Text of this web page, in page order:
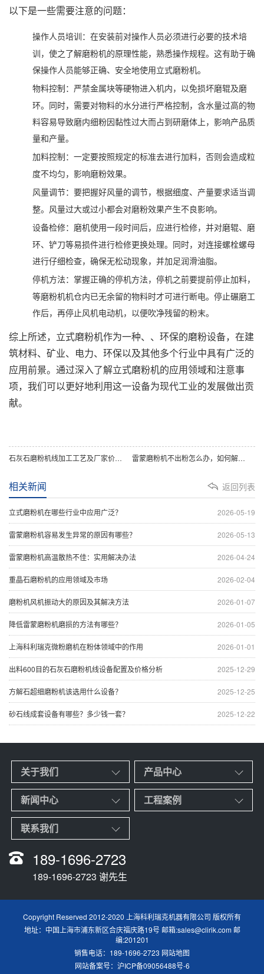
以下是一些需要注意的问题：
操作人员培训 ‌：在安装前对操作人员必须进行必要的技术培
训，使之了解磨粉机的原理性能，熟悉操作规程。这有助于确
保操作人员能够正确、安全地使用立式磨粉机。
物料控制 ‌：严禁金属块等硬物进入机内，以免损坏磨辊及磨
环。同时，需要对物料的水分进行严格控制，含水量过高的物
料容易导致磨内细粉因黏性过大而占到研磨体上，影响产品质
量和产量。
加料控制 ‌：一定要按照规定的标准去进行加料，否则会造成粒
度不均匀，影响磨粉效果。
风量调节‌：要把握好风量的调节，根据细度、产量要求适当调
整。风量过大或过小都会对磨粉效果产生不良影响。
设备检修‌：磨机使用一段时间后，应进行检修，并对磨辊、磨
环、铲刀等易损件进行检修更换处理。同时，对连接螺栓螺母
进行仔细检查，确保无松动现象，并加足润滑油脂。
停机方法‌：掌握正确的停机方法，停机之前要提前停止加料，
等磨粉机机仓内已无余留的物料时才可进行断电。停止碾磨工
作后，再停止风机电动机，以便吹净残留的粉末。
综上所述，立式磨粉机作为一种、、环保的磨粉设备，在建
筑材料、矿业、电力、环保以及其他多个行业中具有广泛的
应用前景。通过深入了解立式磨粉机的应用领域和注意事
项，我们可以更好地利用这一设备为现代工业的发展做出贡
献。
‌石灰石磨粉机线加工工艺及厂家价格分析 ‌雷蒙磨粉机不出粉怎么办，如何解决？
返回列表
相关新闻
2026-05-19
立式磨粉机在哪些行业中应用广泛？
2026-05-13
雷蒙磨粉机容易发生异常的原因有哪些？
2026-04-24
雷蒙磨粉机高温散热不佳：实用解决办法
2026-02-04
重晶石磨粉机的应用领域及市场
2026-01-07
磨粉机风机振动大的原因及其解决方法
2026-01-05
降低雷蒙磨粉机磨损的方法有哪些？
2026-01-01
上海科利瑞克微粉磨机在粉体领域中的作用
2025-12-29
出料600目的石灰石磨粉机线设备配置及价格分析
2025-12-25
方解石超细磨粉机该选用什么设备？
2025-12-22
砂石线成套设备有哪些？多少钱一套？
关于我们 产品中心
新闻中心 工程案例
联系我们
189-1696-2723
189-1696-2723 谢先生
Copyright Reserved 2012-2020 上海科利瑞克机器有限公司 版权所有
地址：中国上海市浦东新区合庆福庆路19号 邮箱:sales@clirik.com 邮
编:201201
销售电话：189-1696-2723 网站地图
网站备案号： 沪ICP备09056488号-6